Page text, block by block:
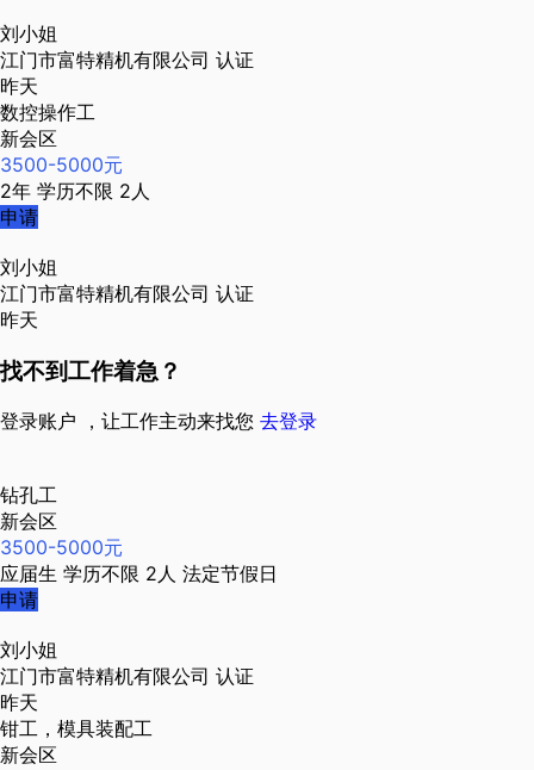
刘小姐
江门市富特精机有限公司 认证
昨天
数控操作工
新会区
3500-5000元
2年 学历不限 2人
申请
刘小姐
江门市富特精机有限公司 认证
昨天
找不到工作着急？
登录账户 ，让工作主动来找您 去登录
钻孔工
新会区
3500-5000元
应届生 学历不限 2人 法定节假日
申请
刘小姐
江门市富特精机有限公司 认证
昨天
钳工，模具装配工
新会区